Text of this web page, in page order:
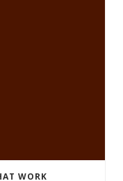
WORK